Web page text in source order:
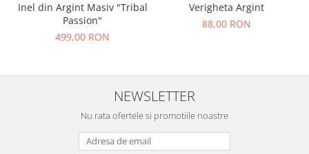
Inel din Argint Masiv "Tribal
Passion"
499,00 RON
Verigheta Argint
88,00 RON
NEWSLETTER
Nu rata ofertele si promotiile noastre